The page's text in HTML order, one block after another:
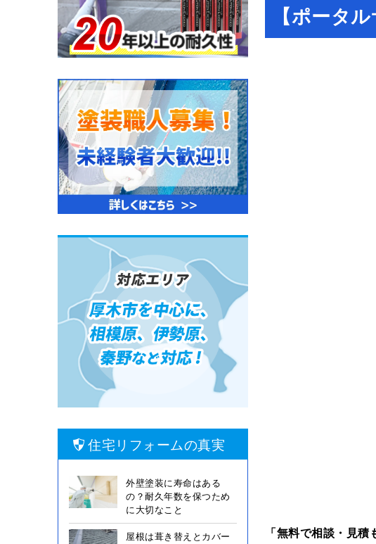
【ポータ
「無料で相談・見
住宅リフォームの真実
外壁塗装に寿命はある
の？耐久年数を保つため
に大切なこと
屋根は葺き替えとカバー